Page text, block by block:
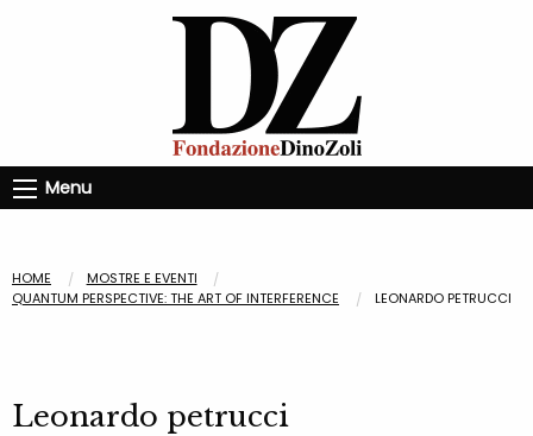
Menu
HOME
MOSTRE E EVENTI
QUANTUM PERSPECTIVE: THE ART OF INTERFERENCE
LEONARDO PETRUCCI
Leonardo petrucci